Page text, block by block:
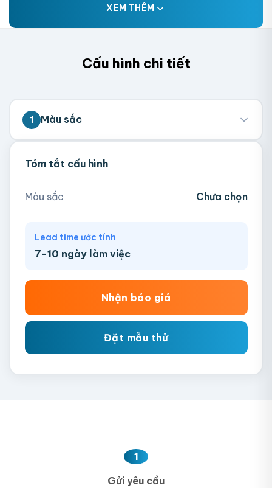
XEM THÊM
Cấu hình chi tiết
1 Màu sắc
Hồng Ngà
Xanh Navy
Tóm tắt cấu hình
Màu sắc Chưa chọn
Lead time ước tính
7-10 ngày làm việc
Nhận báo giá
Đặt mẫu thử
1
Gửi yêu cầu